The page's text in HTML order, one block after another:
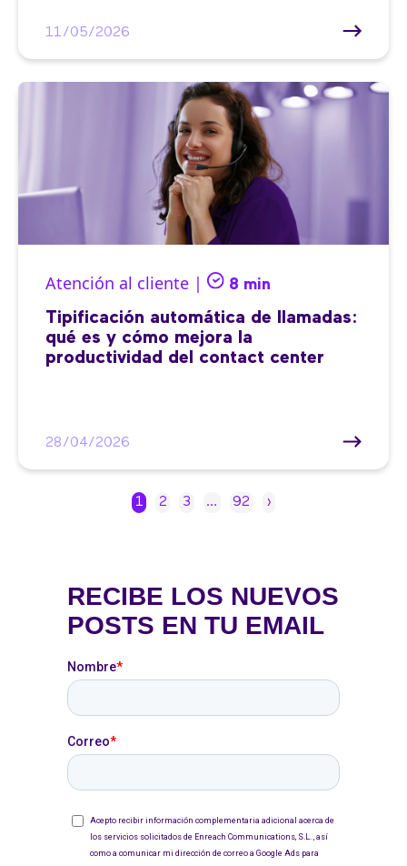
11/05/2026
Atención al cliente | 8 min
Tipificación automática de llamadas:
qué es y cómo mejora la
productividad del contact center
28/04/2026
1 2 3 … 92 ›